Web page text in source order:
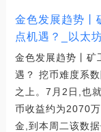
金色发展趋势丨
点机遇？_以太
金色发展趋势丨矿
遇？ 挖币难度系
之上。7月2日,也
币收益约为2070
金,到本周二该数